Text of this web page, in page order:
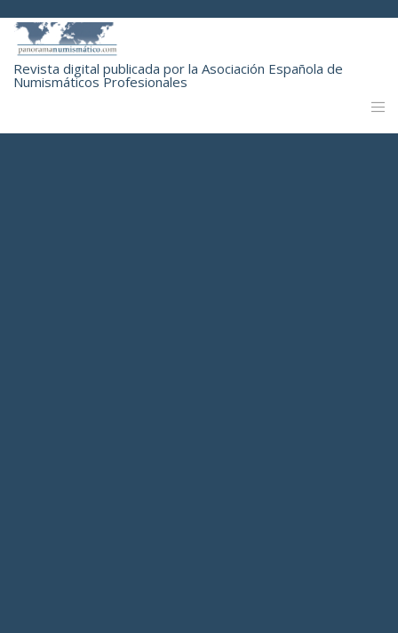
Revista digital publicada por la Asociación Española de
Numismáticos Profesionales